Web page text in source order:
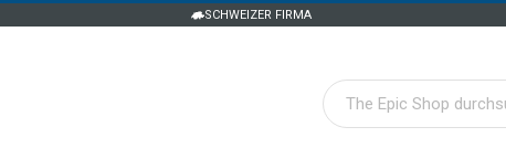
SCHWEIZER FIRMA